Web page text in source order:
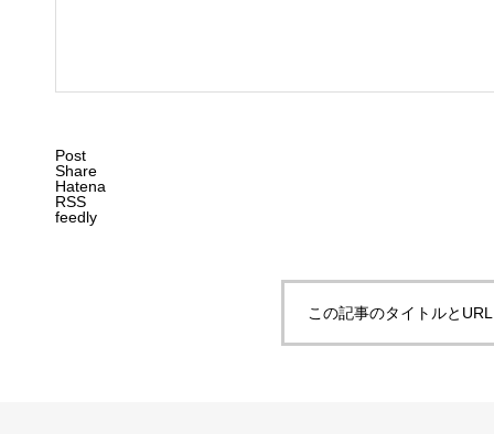
Post
Share
Hatena
RSS
feedly
この記事のタイトルと